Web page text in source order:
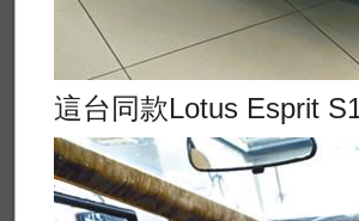
這台同款Lotus Esprit